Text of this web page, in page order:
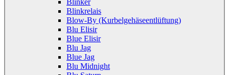
Blinker
Blinkrelais
Blow-By (Kurbelgehäseentlüftung)
Blu Elisir
Blue Elisir
Blu Jag
Blue Jag
Blu Midnight